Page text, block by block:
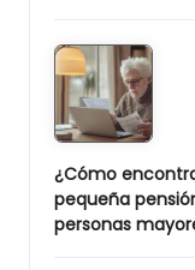
¿Cómo
pequeña
personas